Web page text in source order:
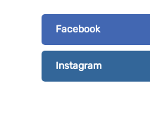
Facebook
Instagram